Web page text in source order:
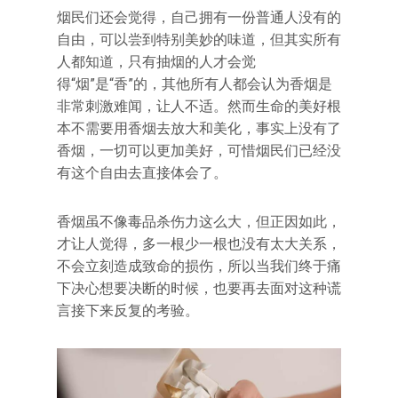
烟民们还会觉得，自己拥有一份普通人没有的
自由，可以尝到特别美妙的味道，但其实所有
人都知道，只有抽烟的人才会觉
得“烟”是“香”的，其他所有人都会认为香烟是
非常刺激难闻，让人不适。然而生命的美好根
本不需要用香烟去放大和美化，事实上没有了
香烟，一切可以更加美好，可惜烟民们已经没
有这个自由去直接体会了。
香烟虽不像毒品杀伤力这么大，但正因如此，
才让人觉得，多一根少一根也没有太大关系，
不会立刻造成致命的损伤，所以当我们终于痛
下决心想要决断的时候，也要再去面对这种谎
言接下来反复的考验。